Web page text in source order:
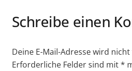
Schreibe einen
Deine E-Mail-Adresse wird
Erforderliche Felder sind mit*